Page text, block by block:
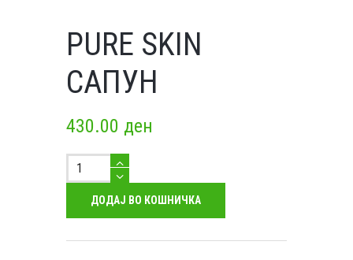
PURE SKIN
САПУН
430.00 ден
Pure
Skin
сапунДОДАЈ ВО КОШНИЧКА